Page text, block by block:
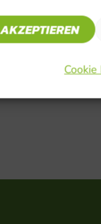
AKZEPTIEREN
Cookie